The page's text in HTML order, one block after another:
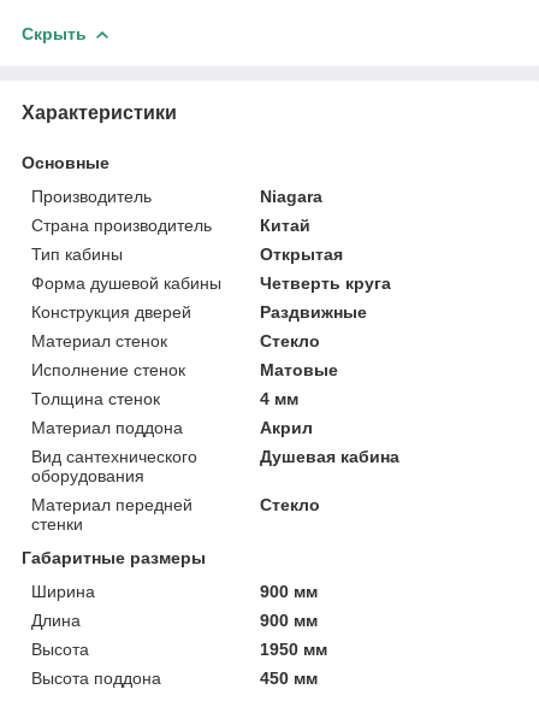
Скрыть
Характеристики
Основные
Производитель
Niagara
Страна производитель
Китай
Тип кабины
Открытая
Форма душевой кабины
Четверть круга
Конструкция дверей
Раздвижные
Материал стенок
Стекло
Исполнение стенок
Матовые
Толщина стенок
4 мм
Материал поддона
Акрил
Вид сантехнического
оборудования
Душевая кабина
Материал передней
стенки
Стекло
Габаритные размеры
Ширина
900 мм
Длина
900 мм
Высота
1950 мм
Высота поддона
450 мм